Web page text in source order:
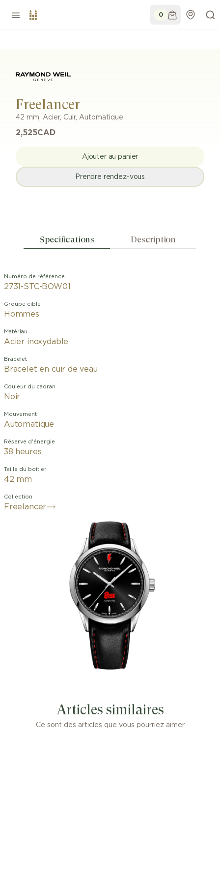
0
Freelancer
42 mm, Acier, Cuir, Automatique
2,525CAD
Ajouter au panier
Prendre rendez-vous
Specifications Description
Numéro de référence
2731-STC-BOW01
Groupe cible
Hommes
Matériau
Acier inoxydable
Bracelet
Bracelet en cuir de veau
Couleur du cadran
Noir
Mouvement
Automatique
Réserve d'énergie
38 heures
Taille du boitier
42 mm
Collection
Freelancer
Articles similaires
Ce sont des articles que vous pourriez aimer